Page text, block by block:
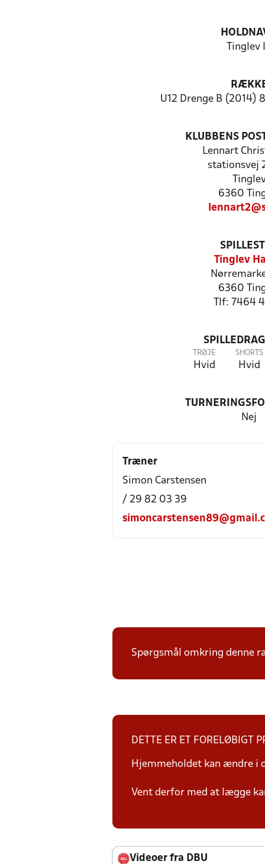
Tinglev
U12 Drenge B (2014)
KLUBBENS
Lennart
stationsvej
6360
Tinglev
6360
Tlf: 7464
TRØJE
Hvid
SHORTS
Hvid
Nej
Træner
Simon Carstensen
/ 29 82 03 39
Spørgsmål omkring denne
DETTE ER ET FORELØBIGT
Hjemmeholdet kan ændre i
Vent derfor med at lægge
Videoer fra DBU